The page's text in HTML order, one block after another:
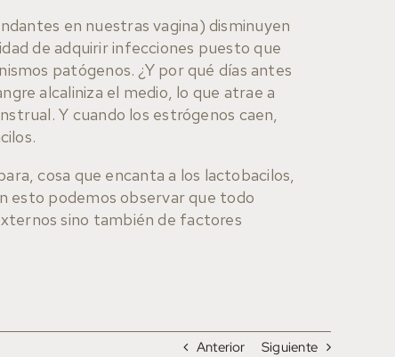
en nuestras vagina) disminuyen
de adquirir infecciones puesto que
patógenos. ¿Y por qué días antes
alcaliniza el medio, lo que atrae a
Y cuando los estrógenos caen,
cosa que encanta a los lactobacilos,
esto podemos observar que todo
sino también de factores
Anterior Siguiente